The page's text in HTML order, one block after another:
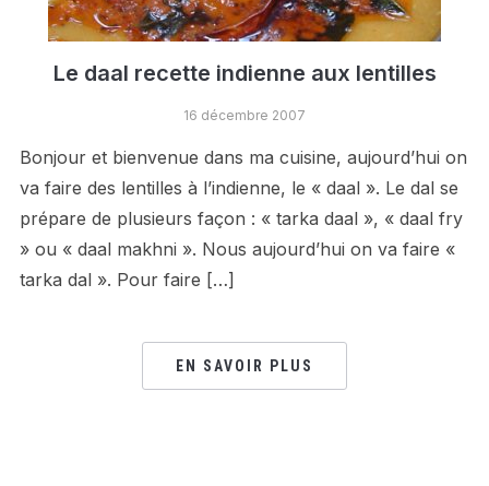
Le daal recette indienne aux lentilles
16 décembre 2007
Bonjour et bienvenue dans ma cuisine, aujourd’hui on
va faire des lentilles à l’indienne, le « daal ». Le dal se
prépare de plusieurs façon : « tarka daal », « daal fry
» ou « daal makhni ». Nous aujourd’hui on va faire «
tarka dal ». Pour faire […]
EN SAVOIR PLUS